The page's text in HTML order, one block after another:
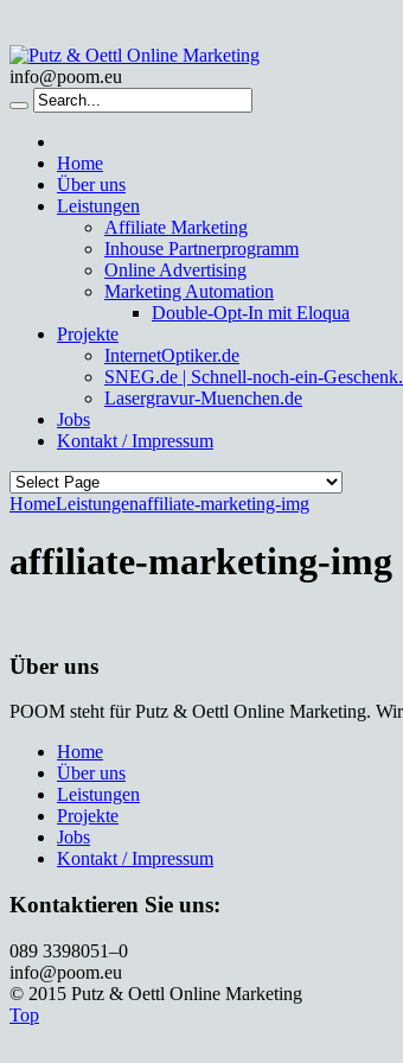
info@poom.eu
Home
Über uns
Leistungen
Affiliate Marketing
Inhouse Partnerprogramm
Online Advertising
Marketing Automation
Double-Opt-In mit Eloqua
Projekte
InternetOptiker.de
SNEG.de | Schnell-noch-ein-
Lasergravur-Muenchen.de
Jobs
Kontakt / Impressum
HomeLeistungenaffiliate-marketing-img
affiliate-marketing-img
Über uns
POOM steht für Putz & Oettl Online Marketing.
Home
Über uns
Leistungen
Projekte
Jobs
Kontakt / Impressum
Kontaktieren Sie uns:
089 3398051–0
info@poom.eu
© 2015 Putz & Oettl Online Marketing
Top